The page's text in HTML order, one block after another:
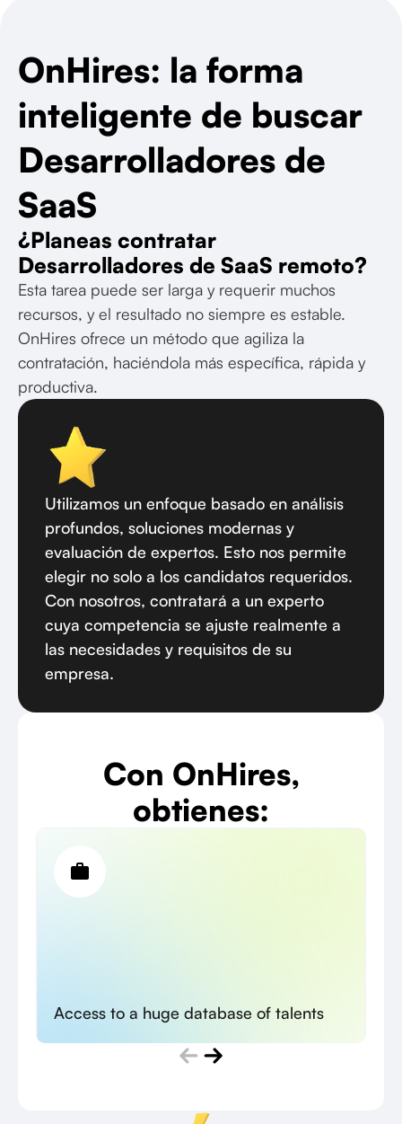
OnHires: la forma
inteligente de buscar
Desarrolladores de
SaaS
¿Planeas contratar
Desarrolladores de SaaS remoto?
Esta tarea puede ser larga y requerir muchos
recursos, y el resultado no siempre es estable.
OnHires ofrece un método que agiliza la
contratación, haciéndola más específica, rápida y
productiva.
Utilizamos un enfoque basado en análisis
profundos, soluciones modernas y
evaluación de expertos. Esto nos permite
elegir no solo a los candidatos requeridos.
Con nosotros, contratará a un experto
cuya competencia se ajuste realmente a
las necesidades y requisitos de su
empresa.
Con OnHires,
obtienes:
Access to a huge database of talents